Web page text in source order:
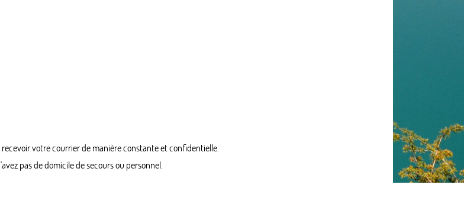
votre courrier de manière constante et confidentielle.
pas de domicile de secours ou personnel.